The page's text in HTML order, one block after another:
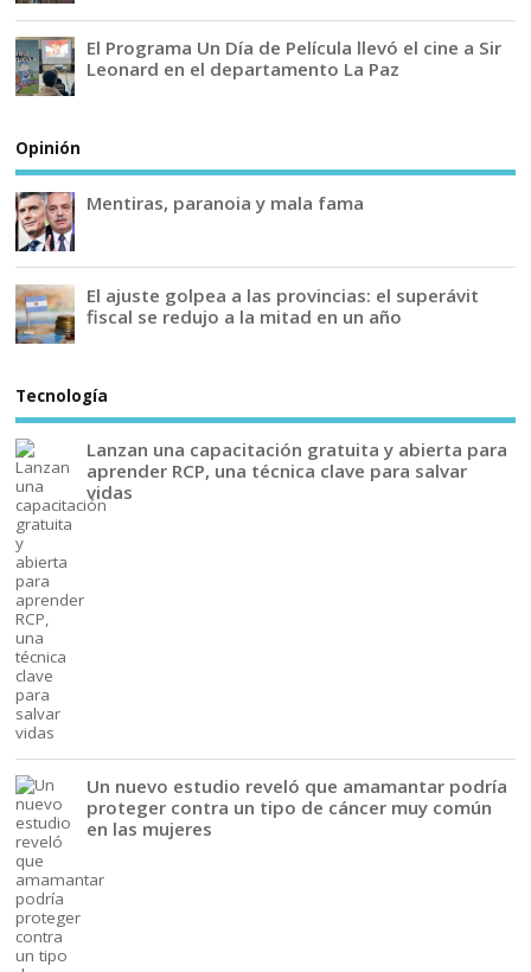
El Programa Un Día de Película llevó el cine a Sir
Leonard en el departamento La Paz
Opinión
Mentiras, paranoia y mala fama
El ajuste golpea a las provincias: el superávit
fiscal se redujo a la mitad en un año
Tecnología
Lanzan una capacitación gratuita y abierta para
aprender RCP, una técnica clave para salvar
vidas
Un nuevo estudio reveló que amamantar podría
proteger contra un tipo de cáncer muy común
en las mujeres